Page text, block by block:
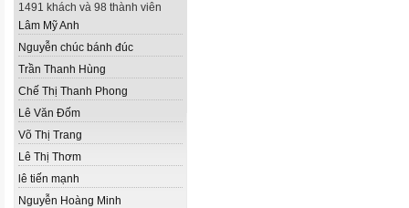
1491 khách và 98 thành viên
Lâm Mỹ Anh
Nguyễn chúc bánh đúc
Trần Thanh Hùng
Chế Thị Thanh Phong
Lê Văn Đốm
Võ Thị Trang
Lê Thị Thơm
lê tiến mạnh
Nguyễn Hoàng Minh